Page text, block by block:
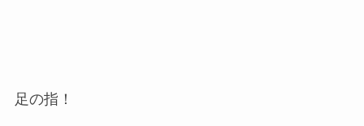
足の指！